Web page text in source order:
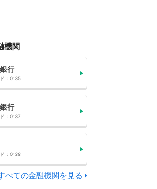
機関
行
：0135
行
：0137
：0138
べての金融機関を見る